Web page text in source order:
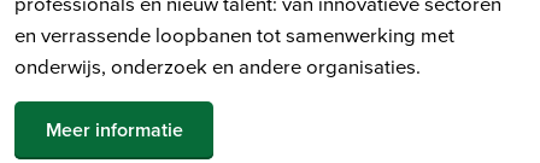
en verrassende loopbanen tot samenwerking met
onderwijs, onderzoek en andere organisaties.
Meer informatie